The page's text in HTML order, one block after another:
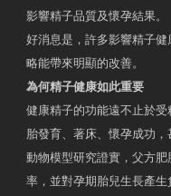
影響精子品質及懷孕結果。
好消息是，許多影響精子
略能帶來明顯的改善。
為何精子健康如此重要
健康精子的功能遠不止於
胎發育、著床、懷孕成功，
動物模型研究證實，父方
率，並對孕期胎兒生長產